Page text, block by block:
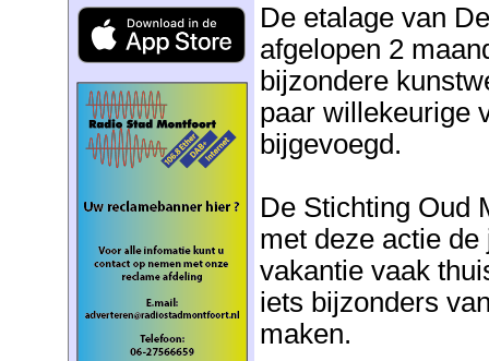
De etalage van
afgelopen 2
bijzondere
paar willekeurige
bijgevoegd.
De Stichting Oud
met deze actie de
vakantie vaak
iets bijzonders
maken.